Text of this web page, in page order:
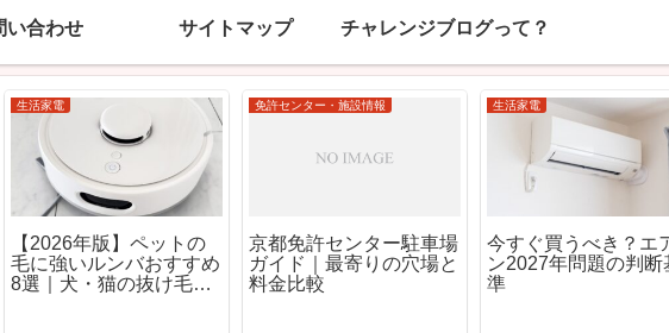
い合わせ サイトマップ チャレンジブログって？
生活家電
ドライ運転の電気代はど
れ？冷房との差を解説
生活家電 生活家電
空気清浄機 加湿機能
きは必要？おすすめ
ルと選び方を徹底解説